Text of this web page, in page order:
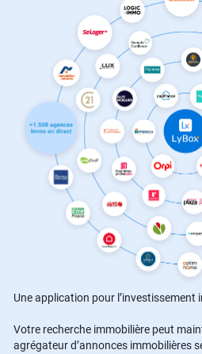
Une application pour l’investissement
Votre recherche immobilière peut
agrégateur d’annonces immobilières